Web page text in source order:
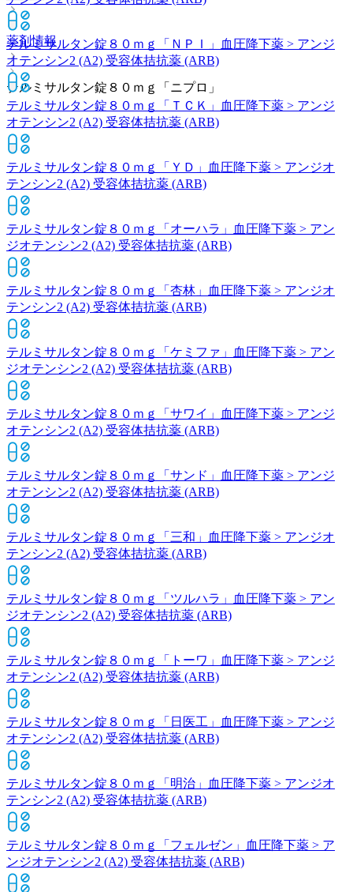
薬剤情報
テルミサルタン錠８０ｍｇ「ニプロ」
テルミサルタン錠８０ｍｇ「ＮＰＩ」
血圧降下薬 > アンジ
オテンシン2 (A2) 受容体拮抗薬 (ARB)
テルミサルタン錠８０ｍｇ「ＴＣＫ」
血圧降下薬 > アンジ
オテンシン2 (A2) 受容体拮抗薬 (ARB)
テルミサルタン錠８０ｍｇ「ＹＤ」
血圧降下薬 > アンジオ
テンシン2 (A2) 受容体拮抗薬 (ARB)
テルミサルタン錠８０ｍｇ「オーハラ」
血圧降下薬 > アン
ジオテンシン2 (A2) 受容体拮抗薬 (ARB)
テルミサルタン錠８０ｍｇ「杏林」
血圧降下薬 > アンジオ
テンシン2 (A2) 受容体拮抗薬 (ARB)
テルミサルタン錠８０ｍｇ「ケミファ」
血圧降下薬 > アン
ジオテンシン2 (A2) 受容体拮抗薬 (ARB)
テルミサルタン錠８０ｍｇ「サワイ」
血圧降下薬 > アンジ
オテンシン2 (A2) 受容体拮抗薬 (ARB)
テルミサルタン錠８０ｍｇ「サンド」
血圧降下薬 > アンジ
オテンシン2 (A2) 受容体拮抗薬 (ARB)
テルミサルタン錠８０ｍｇ「三和」
血圧降下薬 > アンジオ
テンシン2 (A2) 受容体拮抗薬 (ARB)
テルミサルタン錠８０ｍｇ「ツルハラ」
血圧降下薬 > アン
ジオテンシン2 (A2) 受容体拮抗薬 (ARB)
テルミサルタン錠８０ｍｇ「トーワ」
血圧降下薬 > アンジ
オテンシン2 (A2) 受容体拮抗薬 (ARB)
テルミサルタン錠８０ｍｇ「日医工」
血圧降下薬 > アンジ
オテンシン2 (A2) 受容体拮抗薬 (ARB)
テルミサルタン錠８０ｍｇ「明治」
血圧降下薬 > アンジオ
テンシン2 (A2) 受容体拮抗薬 (ARB)
テルミサルタン錠８０ｍｇ「フェルゼン」
血圧降下薬 > ア
ンジオテンシン2 (A2) 受容体拮抗薬 (ARB)